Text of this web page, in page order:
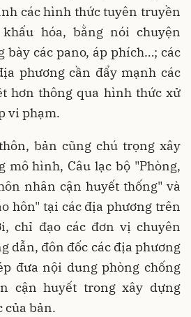
các hình thức tuyên truyền
hóa, bằng nói chuyện
bày các pano, áp phích…; các
phương cần đẩy mạnh các
hơn thông qua hình thức xử
vi phạm.
bản cũng chú trọng xây
mô hình, Câu lạc bộ "Phòng,
nhân cận huyết thống" và
hôn" tại các địa phương trên
chỉ đạo các đơn vị chuyên
dẫn, đôn đốc các địa phương
đưa nội dung phòng chống
cận huyết trong xây dựng
của bản.